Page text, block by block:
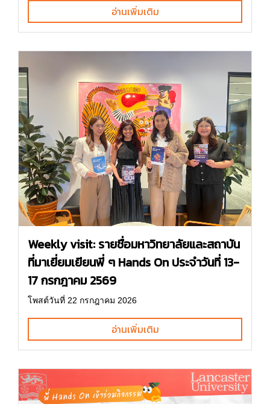
อ่านเพิ่มเติม
Weekly visit: รายชื่อมหาวิทยาลัยและสถาบัน
ที่มาเยี่ยมเยียนพี่ ๆ Hands On ประจำวันที่ 13-
17 กรกฎาคม 2569
โพสต์วันที่ 22 กรกฎาคม 2026
อ่านเพิ่มเติม